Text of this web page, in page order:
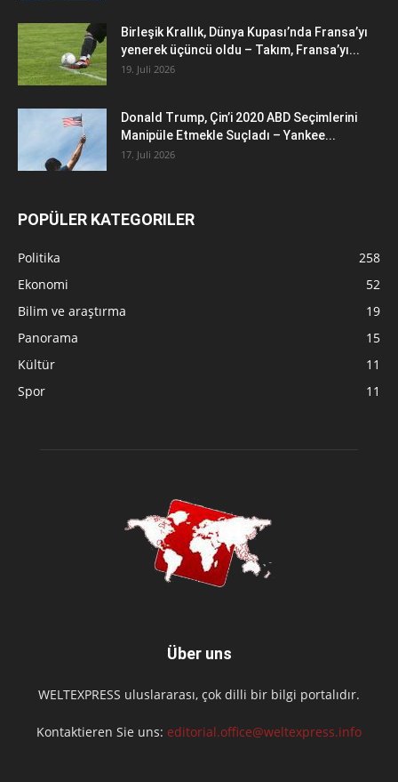
Birleşik Krallık, Dünya Kupası’nda Fransa’yı
yenerek üçüncü oldu – Takım, Fransa’yı...
19. Juli 2026
Donald Trump, Çin’i 2020 ABD Seçimlerini
Manipüle Etmekle Suçladı – Yankee...
17. Juli 2026
POPÜLER KATEGORILER
Politika
258
Ekonomi
52
Bilim ve araştırma
19
Panorama
15
Kültür
11
Spor
11
Über uns
WELTEXPRESS uluslararası, çok dilli bir bilgi portalıdır.
Kontaktieren Sie uns: editorial.office@weltexpress.info